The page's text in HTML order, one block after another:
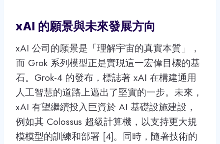
xAI 的願景與未來發展方向
xAI 公司的願景是「理解宇宙的真實本質」，
而 Grok 系列模型正是實現這一宏偉目標的基
石。Grok-4 的發布，標誌著 xAI 在構建通用
人工智慧的道路上邁出了堅實的一步。未來，
xAI 有望繼續投入巨資於 AI 基礎設施建設，
例如其 Colossus 超級計算機，以支持更大規
模模型的訓練和部署 [4]。同時，隨著技術的